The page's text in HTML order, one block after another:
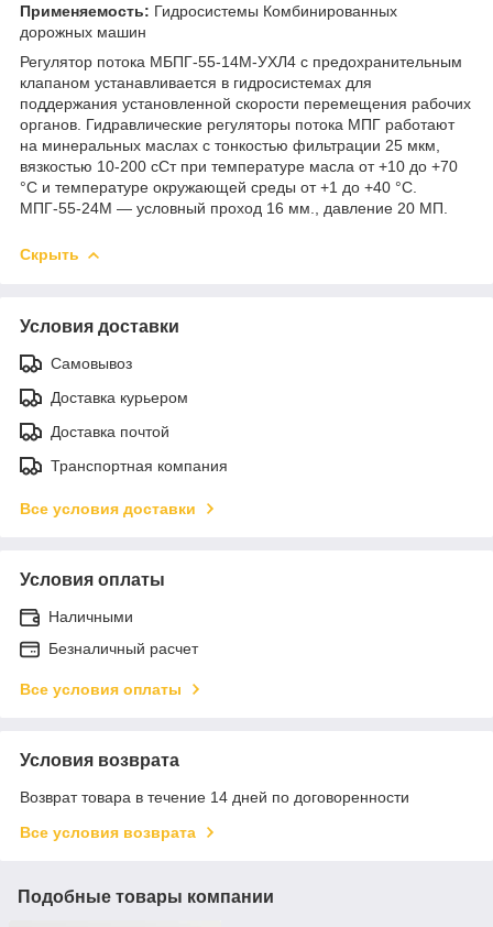
Применяемость: Гидросистемы Комбинированных
дорожных машин
Регулятор потока МБПГ-55-14М-УХЛ4 с предохранительным
клапаном устанавливается в гидросистемах для
поддержания установленной скорости перемещения рабочих
органов. Гидравлические регуляторы потока МПГ работают
на минеральных маслах с тонкостью фильтрации 25 мкм,
вязкостью 10-200 сСт при температуре масла от +10 до +70
°С и температуре окружающей среды от +1 до +40 °С.
МПГ-55-24М — условный проход 16 мм., давление 20 МП.
Скрыть
Условия доставки
Самовывоз
Доставка курьером
Доставка почтой
Транспортная компания
Все условия доставки
Условия оплаты
Наличными
Безналичный расчет
Все условия оплаты
Условия возврата
Возврат товара в течение 14 дней по договоренности
Все условия возврата
Подобные товары компании